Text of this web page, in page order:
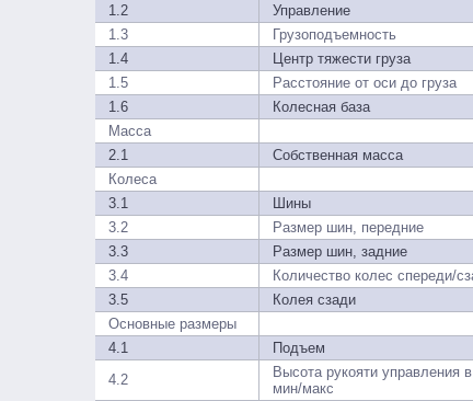
1.2
Управление
1.3
Грузоподъемность
1.4
Центр тяжести груза
1.5
Расстояние от оси до груза
1.6
Колесная база
Масса
2.1
Собственная масса
Колеса
3.1
Шины
3.2
Размер шин, передние
3.3
Размер шин, задние
3.4
Количество колес спереди/
3.5
Колея сзади
Основные размеры
4.1
Подъем
4.2
Высота рукояти управления
мин/макс